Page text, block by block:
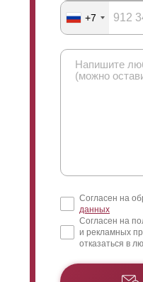
+7
Согласен на
данных
Согласен на
и рекламных
отказаться в